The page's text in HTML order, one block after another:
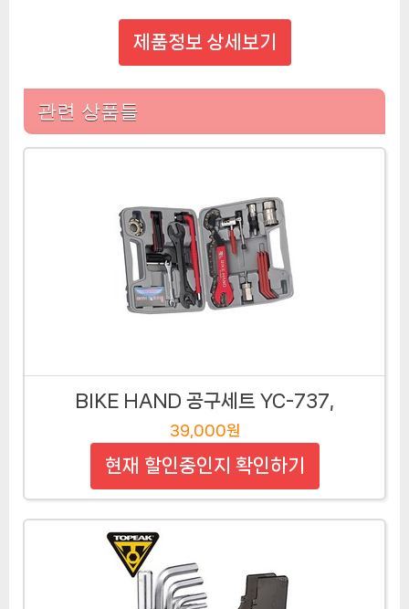
제품정보 상세보기
관련 상품들
BIKE HAND 공구세트 YC-737,
39,000원
현재 할인중인지 확인하기